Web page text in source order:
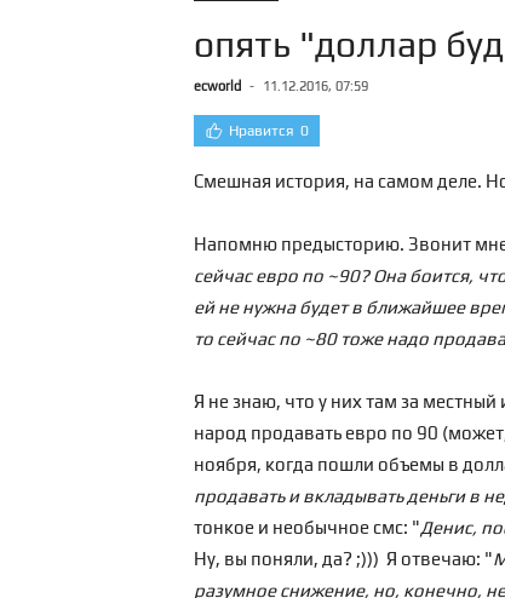
опять "доллар
ecworld - 11.12.2016, 07:59
Нравится 0
Смешная история, на самом деле.
Напомню предысторию. Звонит мне
сейчас евро по ~90? Она боится,
ей не нужна будет в ближайшее
то сейчас по ~80 тоже надо
Я не знаю, что у них там за местный
народ продавать евро по 90
ноября, когда пошли объемы в
продавать и вкладывать деньги в
тонкое и необычное смс: "Денис,
Ну, вы поняли, да? ;))) Я отвечаю: "
разумное снижение, но, конечно,